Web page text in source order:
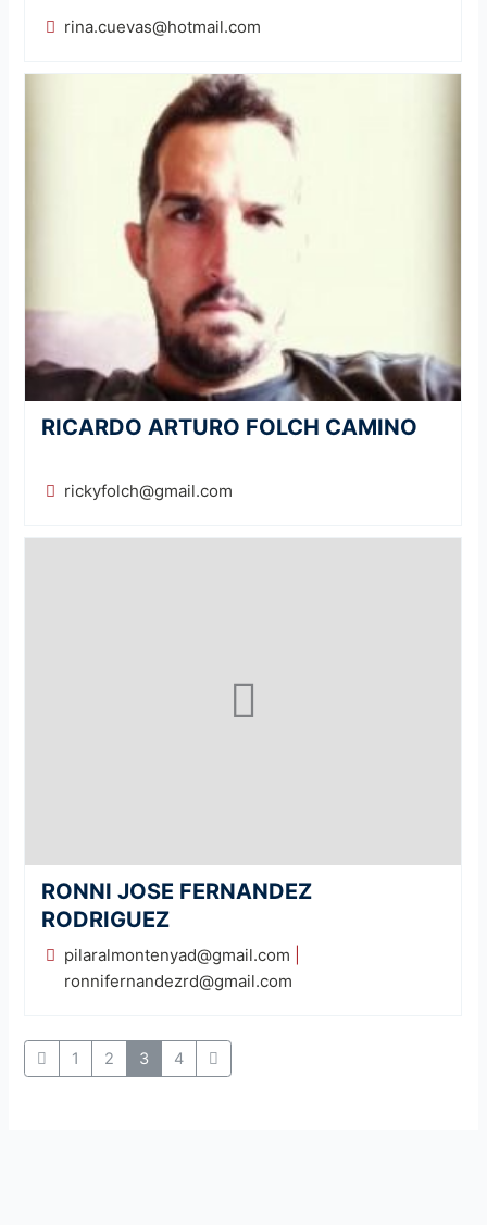
rina.cuevas@hotmail.com
RICARDO ARTURO FOLCH CAMINO
rickyfolch@gmail.com
RONNI JOSE FERNANDEZ
RODRIGUEZ
pilaralmontenyad@gmail.com
ronnifernandezrd@gmail.com
1 2 3 4